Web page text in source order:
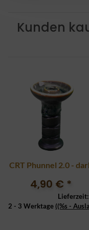
Kunden
CRT Phunnel 2.0 -
4,90 € *
Lieferzeit:
2 - 3 Werktage ((%s -